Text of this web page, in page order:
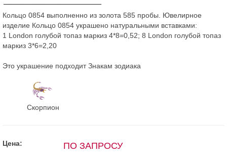
Кольцо 0854 выполненно из золота 585 пробы. Ювелирное
изделие Кольцо 0854 украшено натуральными вставками:
1 London голубой топаз маркиз 4*8=0,52; 8 London голубой топаз
маркиз 3*6=2,20
Это украшение подходит Знакам зодиака
Скорпион
Цена: ПО ЗАПРОСУ